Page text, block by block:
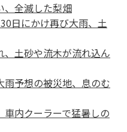
、全滅した梨畑
日にかけ再び大雨、土
、土砂や流木が流れ込ん
予想の被災地、息のむ
内クーラーで猛暑しの